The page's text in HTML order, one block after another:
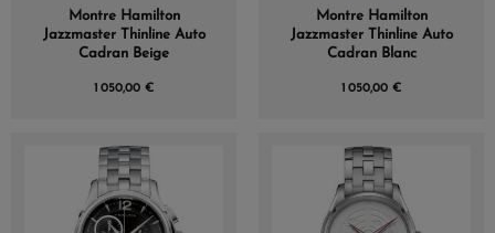
Montre Hamilton
Jazzmaster Thinline Auto
Cadran Beige
1 050,00 €
Montre Hamilton
Jazzmaster Thinline Auto
Cadran Blanc
1 050,00 €